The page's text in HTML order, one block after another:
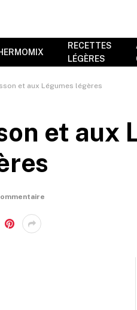
RECETTES
LÉGÈRES
et aux Légumes légères
et aux